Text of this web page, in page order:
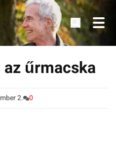
számára.
űrmacska
2. 0